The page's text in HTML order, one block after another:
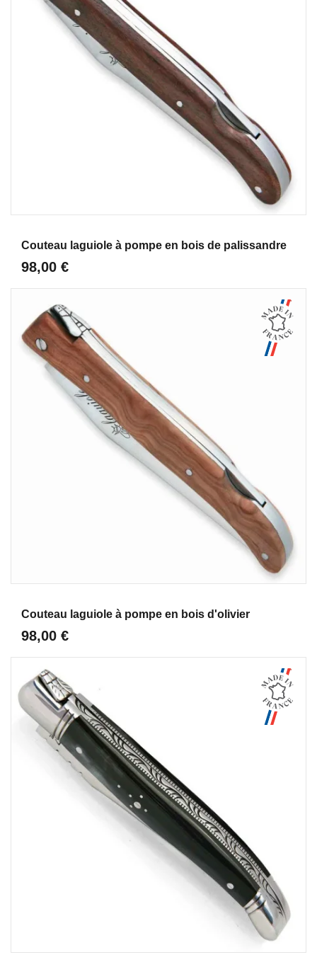
Couteau laguiole à pompe en bois de palissandre
98,00 €
Couteau laguiole à pompe en bois d'olivier
98,00 €